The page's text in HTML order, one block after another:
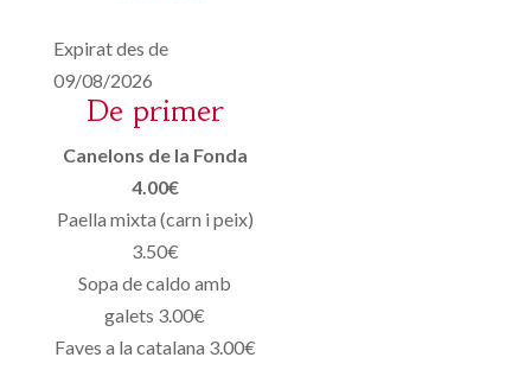
Expirat des de
09/08/2026
De primer
Canelons de la Fonda
4.00€
Paella mixta (carn i peix)
3.50€
Sopa de caldo amb
galets 3.00€
Faves a la catalana 3.00€